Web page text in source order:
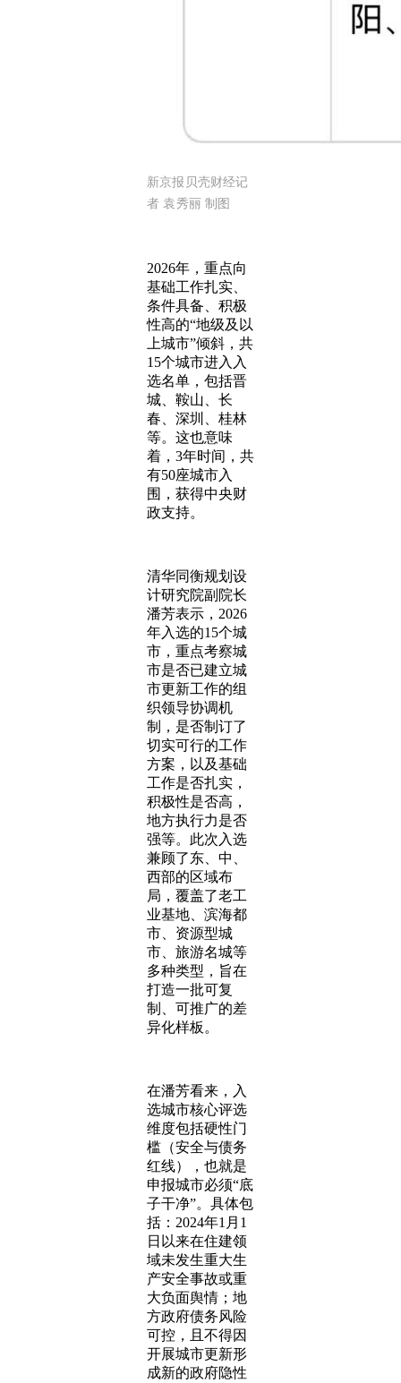
新京报贝壳财经记
者 袁秀丽 制图
2026年，重点向
基础工作扎实、
条件具备、积极
性高的“地级及以
上城市”倾斜，共
15个城市进入入
选名单，包括晋
城、鞍山、长
春、深圳、桂林
等。这也意味
着，3年时间，共
有50座城市入
围，获得中央财
政支持。
清华同衡规划设
计研究院副院长
潘芳表示，2026
年入选的15个城
市，重点考察城
市是否已建立城
市更新工作的组
织领导协调机
制，是否制订了
切实可行的工作
方案，以及基础
工作是否扎实，
积极性是否高，
地方执行力是否
强等。此次入选
兼顾了东、中、
西部的区域布
局，覆盖了老工
业基地、滨海都
市、资源型城
市、旅游名城等
多种类型，旨在
打造一批可复
制、可推广的差
异化样板。
在潘芳看来，入
选城市核心评选
维度包括硬性门
槛（安全与债务
红线），也就是
申报城市必须“底
子干净”。具体包
括：2024年1月1
日以来在住建领
域未发生重大生
产安全事故或重
大负面舆情；地
方政府债务风险
可控，且不得因
开展城市更新形
成新的政府隐性